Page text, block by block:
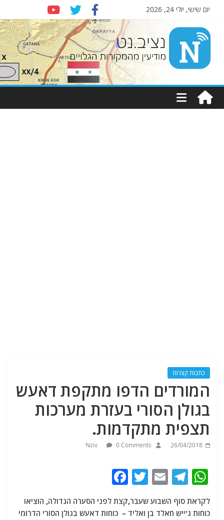
יום שישי, יולי 24, 2026
Nziv.net
מודיעין
מהמקורות
כתבות קצרות
המורדים הדפו מתקפת דאעש
בגולן הסורי בעזרת מערכות
תצפית מתקדמות.
26/04/2018
Nziv 0 Comments
W
at
T
e
E
ai
T
itt
a
c
לקראת סוף השבוע שעבר,קצת לפני הסערה הגדולה, הוציאו
כוחות ג'ייש חאלד בן ואליד – כוחות דאעש בגולן הסורי הדרומי